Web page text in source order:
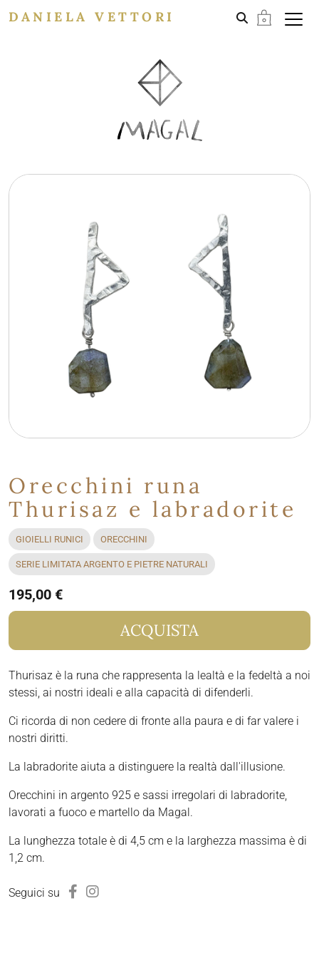
DANIELA VETTORI
Orecchini runa
Thurisaz e labradorite
GIOIELLI RUNICI ORECCHINI
SERIE LIMITATA ARGENTO E PIETRE NATURALI
195,00 €
ACQUISTA
Thurisaz è la runa che rappresenta la lealtà e la fedeltà a noi
stessi, ai nostri ideali e alla capacità di difenderli.
Ci ricorda di non cedere di fronte alla paura e di far valere i
nostri diritti.
La labradorite aiuta a distinguere la realtà dall'illusione.
Orecchini in argento 925 e sassi irregolari di labradorite,
lavorati a fuoco e martello da Magal.
La lunghezza totale è di 4,5 cm e la larghezza massima è di
1,2 cm.
Seguici su